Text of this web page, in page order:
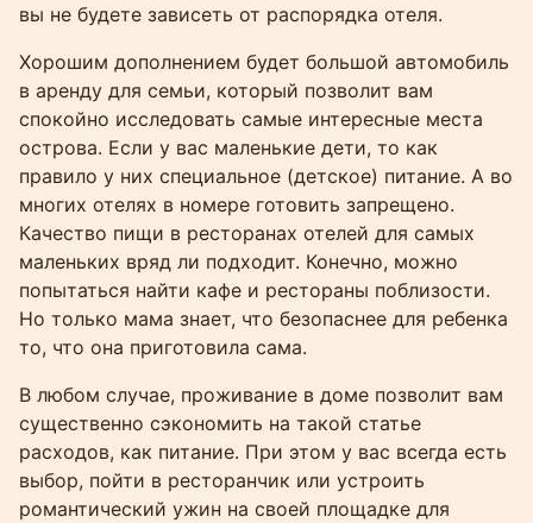
вы не будете зависеть от распорядка отеля.
Хорошим дополнением будет большой автомобиль
в аренду для семьи, который позволит вам
спокойно исследовать самые интересные места
острова. Если у вас маленькие дети, то как
правило у них специальное (детское) питание. А во
многих отелях в номере готовить запрещено.
Качество пищи в ресторанах отелей для самых
маленьких вряд ли подходит. Конечно, можно
попытаться найти кафе и рестораны поблизости.
Но только мама знает, что безопаснее для ребенка
то, что она приготовила сама.
В любом случае, проживание в доме позволит вам
существенно сэкономить на такой статье
расходов, как питание. При этом у вас всегда есть
выбор, пойти в ресторанчик или устроить
романтический ужин на своей площадке для